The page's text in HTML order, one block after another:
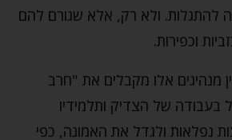
להתגלות. ולא רק, אלא שגורם להם
וכפירות.
מנהיגים אלו מקבלים את "חרב
בעבודה של הצדיק ותלמידיו
נפלאות ולגדל את האמונה, כפי